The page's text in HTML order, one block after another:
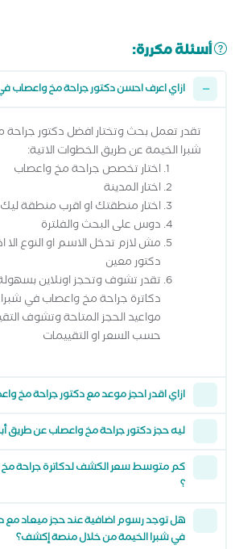
أسئلة مكررة:
ازاي اعرف احسن دكتور جراحة مخ واعصاب
تقدر تعمل بحث وتختار افضل دكتور
شبرا الخيمة عن طريق الخطوات الاتية:
اختار تخصص جراحة مخ واعصاب
اختار المدينة
اختار منطقتك او اقرب منطقة ليك
دوس على البحث والفلترة
مش لازم تدخل الاسم او النوع الا
دكتور معين
تقدر تشوف وتحجز اونلاين
دكاترة جراحة مخ واعصاب في
مواعيد الحجز المتاحة وتشوف
حسب السعر او التقييمات
ازاي اقدر احجز موعد مع دكتور جراحة مخ
ليه حجز دكتور جراحة مخ واعصاب عن
كم متوسط سعر الكشف لدكاترة جراحة مخ
؟
هل توجد رسوم اضافية عند حجز ميعاد مع
في شبرا الخيمة من خلال منصة إكشف؟